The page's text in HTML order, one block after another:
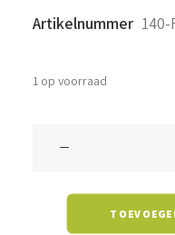
Artikelnummer 140-
1 op voorraad